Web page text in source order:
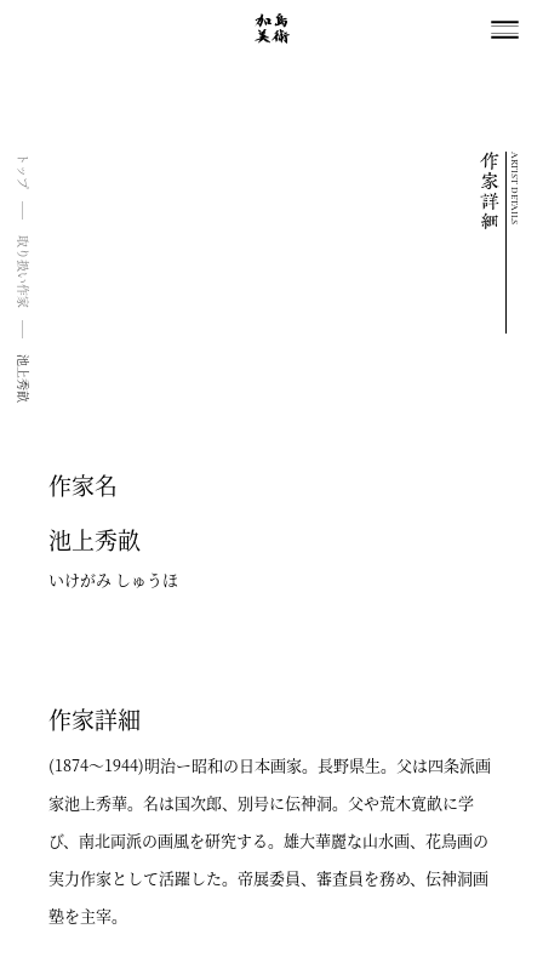
トップ
取り扱い作家
池上秀畝
ARTIST DETAILS
作家名
池上秀畝
いけがみ しゅうほ
作家詳細
(1874～1944)明治ー昭和の日本画家。長野県生。父は四条派画
家池上秀華。名は国次郎、別号に伝神洞。父や荒木寛畝に学
び、南北両派の画風を研究する。雄大華麗な山水画、花鳥画の
実力作家として活躍した。帝展委員、審査員を務め、伝神洞画
塾を主宰。